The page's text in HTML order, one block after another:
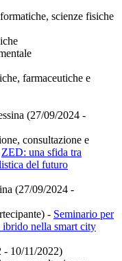
scienze fisiche
farmaceutiche e
(27/09/2024 -
consultazione e
ZED: una sfida tra
del futuro
(27/09/2024 -
- Seminario per
nella smart city
- 10/11/2022)